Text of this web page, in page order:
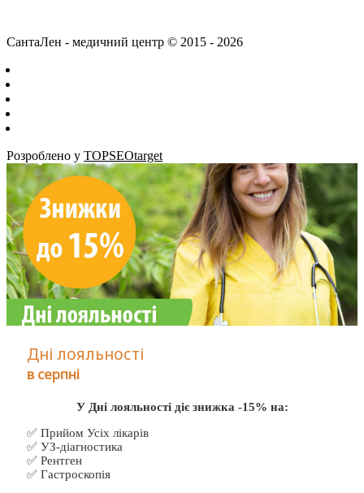
СантаЛен - медичний центр © 2015 - 2026
Розроблено у TOPSEOtarget
Дні лояльності
в серпні
У Дні лояльності діє знижка -15% на:
✅ Прийом Усіх лікарів
✅ УЗ-діагностика
✅ Рентген
✅ Гастроскопія